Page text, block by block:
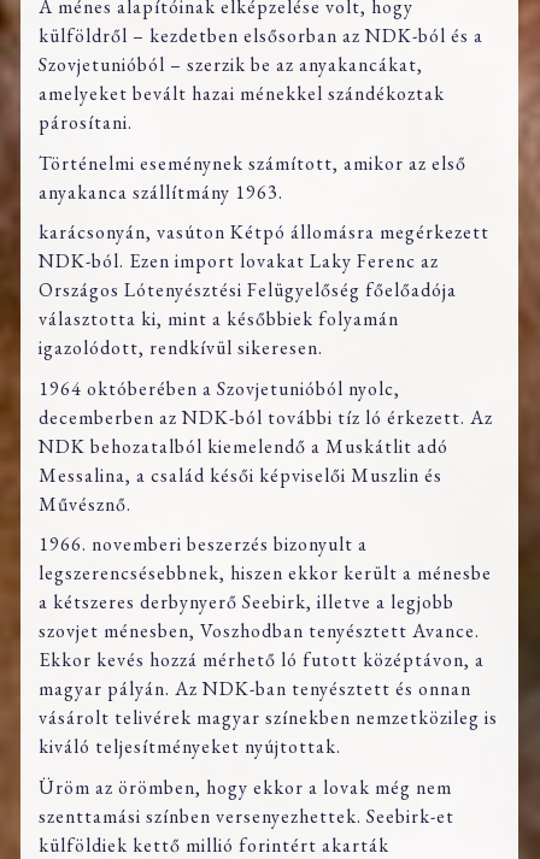
A ménes alapítóinak elképzelése volt, hogy
külföldről – kezdetben elsősorban az NDK-ból és a
Szovjetunióból – szerzik be az anyakancákat,
amelyeket bevált hazai ménekkel szándékoztak
párosítani.
Történelmi eseménynek számított, amikor az első
anyakanca szállítmány 1963.
karácsonyán, vasúton Kétpó állomásra megérkezett
NDK-ból. Ezen import lovakat Laky Ferenc az
Országos Lótenyésztési Felügyelőség főelőadója
választotta ki, mint a későbbiek folyamán
igazolódott, rendkívül sikeresen.
1964 októberében a Szovjetunióból nyolc,
decemberben az NDK-ból további tíz ló érkezett. Az
NDK behozatalból kiemelendő a Muskátlit adó
Messalina, a család késői képviselői Muszlin és
Művésznő.
1966. novemberi beszerzés bizonyult a
legszerencsésebbnek, hiszen ekkor került a ménesbe
a kétszeres derbynyerő Seebirk, illetve a legjobb
szovjet ménesben, Voszhodban tenyésztett Avance.
Ekkor kevés hozzá mérhető ló futott középtávon, a
magyar pályán. Az NDK-ban tenyésztett és onnan
vásárolt telivérek magyar színekben nemzetközileg is
kiváló teljesítményeket nyújtottak.
Üröm az örömben, hogy ekkor a lovak még nem
szenttamási színben versenyezhettek. Seebirk-et
külföldiek kettő millió forintért akarták